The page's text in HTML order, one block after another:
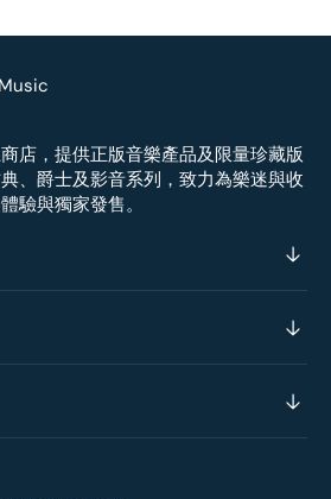
店，提供正版音樂產品及限量珍藏版
、爵士及影音系列，致力為樂迷與收
驗與獨家發售。